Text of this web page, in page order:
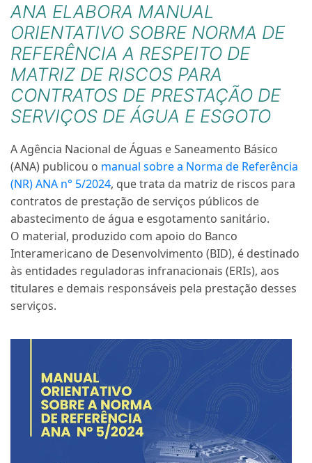
ANA ELABORA MANUAL
ORIENTATIVO SOBRE NORMA DE
REFERÊNCIA A RESPEITO DE
MATRIZ DE RISCOS PARA
CONTRATOS DE PRESTAÇÃO DE
SERVIÇOS DE ÁGUA E ESGOTO
A Agência Nacional de Águas e Saneamento Básico
(ANA) publicou o manual sobre a Norma de Referência
(NR) ANA n° 5/2024, que trata da matriz de riscos para
contratos de prestação de serviços públicos de
abastecimento de água e esgotamento sanitário.
O material, produzido com apoio do Banco
Interamericano de Desenvolvimento (BID), é destinado
às entidades reguladoras infranacionais (ERIs), aos
titulares e demais responsáveis pela prestação desses
serviços.